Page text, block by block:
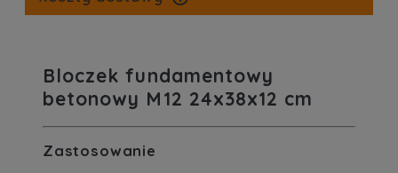
Bloczek fundamentowy
betonowy M12 24x38x12 cm
Zastosowanie